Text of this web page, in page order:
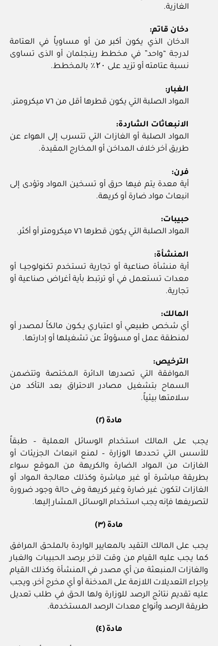
الغازية.
دخان قاتم:
الدخان الذي يكون أكبر من أو مساوياً في العتامة
لدرجة “واحد” في مخطط رينجلمان أو الذى تساوى
نسبة عتامته أو تزيد على ۲۰٪ بالمخطط.
الغبار:
المواد الصلبة التي يكون قطرها أقل من ٧٦ ميكرومتر.
الانبعاثات الشاردة:
المواد الصلبة أو الغازات التي تتسرب إلى الهواء عن
طريق آخر خلاف المداخن أو المخارج المقيدة.
فرن:
أية معدة يتم فيها حرق أو تسخين المواد وتؤدى إلى
انبعاث مواد ضارة أو كريهة.
حبيبات:
المواد الصلبة التي يكون قطرها ٧٦ ميكرومتر أو أكثر.
المنشأة:
أية منشأة صناعية أو تجارية تستخدم تكنولوجيــا أو
معدات تستعمل في أو ترتبط بأية أغراض صناعية أو
تجارية.
المالك:
أي شخص طبيعي أو اعتباري يـكـون مالكاً لمصدر أو
لمنطقة عمل أو مسؤولاً عن تشغيلها أو إدارتها.
الترخيص:
الموافقة التي تصدرها الدائرة المختصة وتتضمن
السماح بتشغيل مصادر الاحتراق بعد التأكد من
سلامتها بيئياً.
مادة (٢)
يجب على المالك استخدام الوسائل العملية – طبقاً
للأسس التي تحددها الوزارة – لمنع انبعاث الجزيئات أو
الغازات من المواد الضارة والكريهة من الموقع سواء
بطريقة مباشرة أو غير مباشرة وكذلك معالجة المواد أو
الغازات لتكون غير ضارة وغير كريهة وفى حالة وجود ضرورة
لتصريفها فإنه يجب استخدام الوسائل المشار إليها.
مادة (٣)
يجب على المالك التقيد بالمعايير الواردة بالملحق المرافق
كما يجب عليه القيام من وقت لآخر برصد الحبيبات والغبار
والغازات المنبعثة من أي مصدر في المنشأة وكذلك القيام
بإجراء التعديلات اللازمة على المدخنة أو أي مخرج آخر، ويجب
عليه تقديم نتائج الرصد للوزارة ولها الحق في طلب تعديل
طريقة الرصد وأنواع معدات الرصد المستخدمة.
مادة (٤)